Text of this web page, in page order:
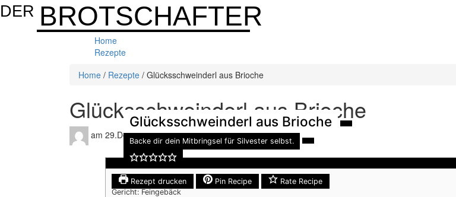
DER BROTSCHAFTER
Home
Rezepte
Home / Rezepte / Glücksschweinderl aus Brioche
Glücksschweinderl aus Brioche
am 29.Dezember 2021erstellt von Scherb
Glücksschweinderl aus Brioche
Backe dir dein Mitbringsel für Silvester selbst.
Rezept drucken Pin Recipe
Rate Recipe
Gericht: Feingebäck